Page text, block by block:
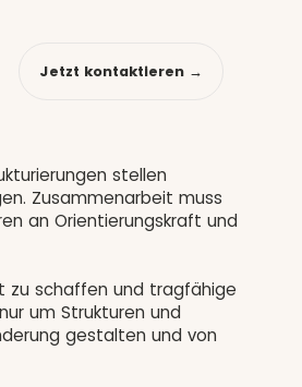
Jetzt kontaktieren →
stellen
Zusammenarbeit muss
an Orientierungskraft und
zu schaffen und tragfähige
um Strukturen und
gestalten und von